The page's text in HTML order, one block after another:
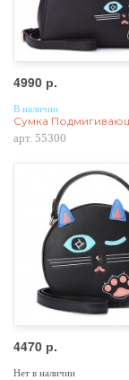
4990 р.
В наличии
Сумка
арт. 55300
4470 р.
Нет в наличии